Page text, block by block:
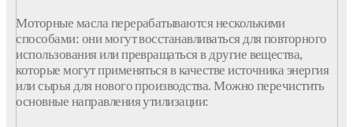
Моторные масла перерабатываются несколькими
способами: они могут восстанавливаться для повторного
использования или превращаться в другие вещества,
которые могут применяться в качестве источника энергия
или сырья для нового производства. Можно перечистить
основные направления утилизации: